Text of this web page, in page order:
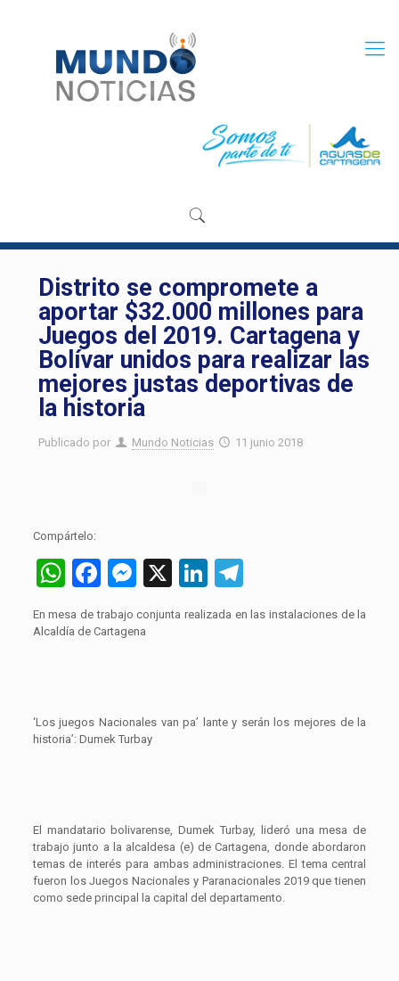
Distrito se compromete a
aportar $32.000 millones para
Juegos del 2019. Cartagena y
Bolívar unidos para realizar las
mejores justas deportivas de
la historia
Publicado por Mundo Noticias 11 junio 2018
Compártelo:
WhatsApp
Facebook
Messenger
X LinkedIn
En mesa de trabajo conjunta realizada en las instalaciones de la
Alcaldía de Cartagena
‘Los juegos Nacionales van pa’ lante y serán los mejores de la
historia’: Dumek Turbay
El mandatario bolivarense, Dumek Turbay, lideró una mesa de
trabajo junto a la alcaldesa (e) de Cartagena, donde abordaron
temas de interés para ambas administraciones. El tema central
fueron los Juegos Nacionales y Paranacionales 2019 que tienen
como sede principal la capital del departamento.